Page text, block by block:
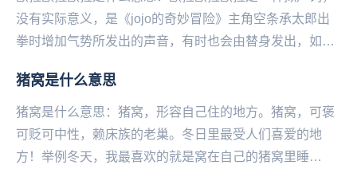
没有实际意义，是《jojo的奇妙冒险》主角空条承太郎出
拳时增加气势所发出的声音，有时也会由替身发出，如白
猪窝是什么意思
猪窝是什么意思：猪窝，形容自己住的地方。猪窝，可褒
可贬可中性，赖床族的老巢。冬日里最受人们喜爱的地
方！举例冬天，我最喜欢的就是窝在自己的猪窝里睡